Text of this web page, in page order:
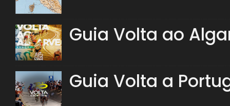
Guia Volta ao
Guia Volta a